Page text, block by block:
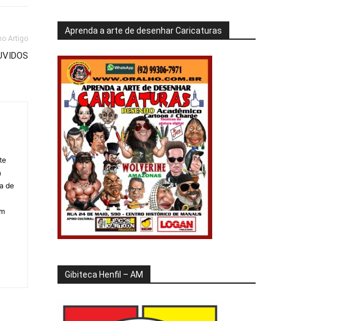
Artigo
de
Aprenda a arte de desenhar Caricaturas
Gibiteca Henfil – AM